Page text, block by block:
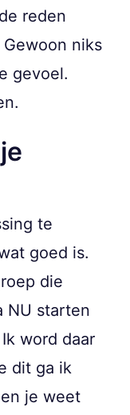
reden
niks
gevoel.
te
goed is.
die
NU starten
word daar
dit ga ik
je weet